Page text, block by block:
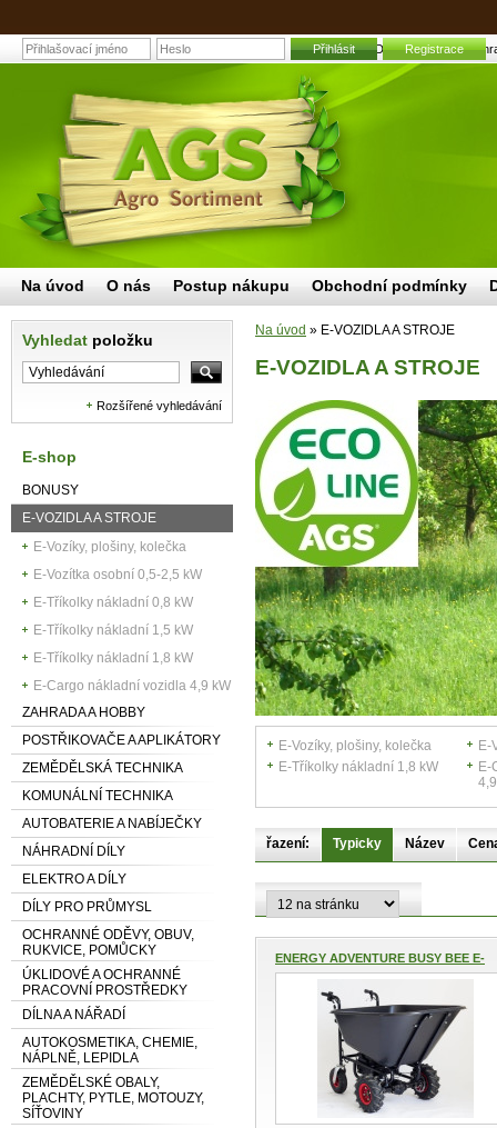
E-VOZIDLA A STROJE |
Přihlásit Registrace
Vyhledat položku
Rozšířené vyhledávání
E-shop
BONUSY
E-VOZIDLA A STROJE
E-Vozíky, plošiny, kolečka
E-Vozítka osobní 0,5-2,5 kW
E-Tříkolky nákladní 0,8 kW
E-Tříkolky nákladní 1,5 kW
E-Tříkolky nákladní 1,8 kW
E-Cargo nákladní vozidla 4,9 kW
ZAHRADA A HOBBY
POSTŘIKOVAČE A APLIKÁTORY
ZEMĚDĚLSKÁ TECHNIKA
KOMUNÁLNÍ TECHNIKA
AUTOBATERIE A NABÍJEČKY
NÁHRADNÍ DÍLY
ELEKTRO A DÍLY
DÍLY PRO PRŮMYSL
OCHRANNÉ ODĚVY, OBUV,
RUKVICE, POMŮCKY
ÚKLIDOVÉ A OCHRANNÉ
PRACOVNÍ PROSTŘEDKY
DÍLNA A NÁŘADÍ
AUTOKOSMETIKA, CHEMIE,
NÁPLNĚ, LEPIDLA
ZEMĚDĚLSKÉ OBALY,
PLACHTY, PYTLE, MOTOUZY,
SÍŤOVINY
Na úvod » E-VOZIDLA A STROJE
E-VOZIDLA A STROJE
E-Vozíky, plošiny, kolečka
E-
E-Tříkolky nákladní 1,8 kW
E-
řazení: Typicky Název
ENERGY ADVENTURE BUSY BEE E-
ko...
Na úvod O nás Postup nákupu Obchodní podmínky